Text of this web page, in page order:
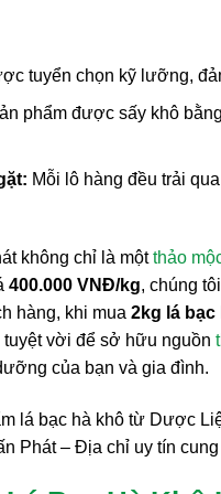
tuyển chọn kỹ lưỡng,
phẩm được sấy khô
Mỗi lô hàng đều trải
không chỉ là mộtthảo
400.000 VNĐ/kg, chúng
hàng, khi mua 2kg lá bạc
vời để sở hữu nguồn
của bạn và gia đình.
Phát – Địa chỉ uy tín